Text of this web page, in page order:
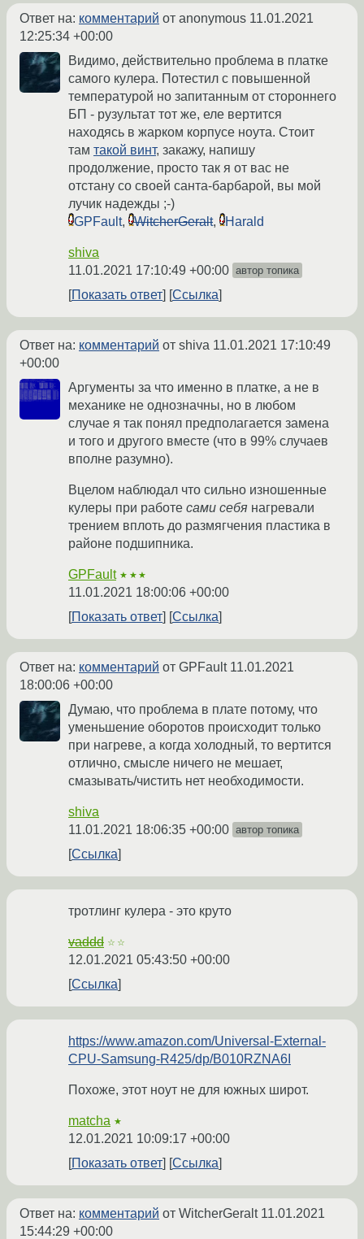
Ответ на: комментарий от anonymous 11.01.2021
12:25:34 +00:00
Видимо, действительно проблема в платке
самого кулера. Потестил с повышенной
температурой но запитанным от стороннего
БП - рузультат тот же, еле вертится
находясь в жарком корпусе ноута. Стоит
там такой винт, закажу, напишу
продолжение, просто так я от вас не
отстану со своей санта-барбарой, вы мой
лучик надежды ;-)
GPFault, WitcherGeralt, Harald
shiva
11.01.2021 17:10:49 +00:00 автор топика
Показать ответ Ссылка
Ответ на: комментарий от shiva 11.01.2021 17:10:49
+00:00
Аргументы за что именно в платке, а не в
механике не однозначны, но в любом
случае я так понял предполагается замена
и того и другого вместе (что в 99% случаев
вполне разумно).
Вцелом наблюдал что сильно изношенные
кулеры при работе сами себя нагревали
трением вплоть до размягчения пластика в
районе подшипника.
GPFault ★★★
11.01.2021 18:00:06 +00:00
Показать ответ
Ссылка
Ответ на: комментарий от GPFault 11.01.2021
18:00:06 +00:00
Думаю, что проблема в плате потому, что
уменьшение оборотов происходит только
при нагреве, а когда холодный, то вертится
отлично, смысле ничего не мешает,
смазывать/чистить нет необходимости.
shiva
11.01.2021 18:06:35 +00:00 автор топика
Ссылка
тротлинг кулера - это круто
vaddd ☆☆
12.01.2021 05:43:50 +00:00
Ссылка
https://www.amazon.com/Universal-External-
CPU-Samsung-R425/dp/B010RZNA6I
Похоже, этот ноут не для южных широт.
matcha ★
12.01.2021 10:09:17 +00:00
Показать ответ
Ссылка
Ответ на: комментарий от WitcherGeralt 11.01.2021
15:44:29 +00:00